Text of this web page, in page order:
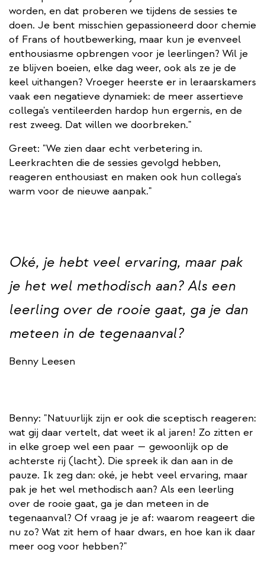
worden, en dat proberen we tijdens de sessies te
doen. Je bent misschien gepassioneerd door chemie
of Frans of houtbewerking, maar kun je evenveel
enthousiasme opbrengen voor je leerlingen? Wil je
ze blijven boeien, elke dag weer, ook als ze je de
keel uithangen? Vroeger heerste er in leraarskamers
vaak een negatieve dynamiek: de meer assertieve
collega's ventileerden hardop hun ergernis, en de
rest zweeg. Dat willen we doorbreken."
Greet: "We zien daar echt verbetering in.
Leerkrachten die de sessies gevolgd hebben,
reageren enthousiast en maken ook hun collega's
warm voor de nieuwe aanpak."
Oké, je hebt veel ervaring, maar pak
je het wel methodisch aan? Als een
leerling over de rooie gaat, ga je dan
meteen in de tegenaanval?
Benny Leesen
Benny: "Natuurlijk zijn er ook die sceptisch reageren:
wat gij daar vertelt, dat weet ik al jaren! Zo zitten er
in elke groep wel een paar — gewoonlijk op de
achterste rij (lacht). Die spreek ik dan aan in de
pauze. Ik zeg dan: oké, je hebt veel ervaring, maar
pak je het wel methodisch aan? Als een leerling
over de rooie gaat, ga je dan meteen in de
tegenaanval? Of vraag je je af: waarom reageert die
nu zo? Wat zit hem of haar dwars, en hoe kan ik daar
meer oog voor hebben?"